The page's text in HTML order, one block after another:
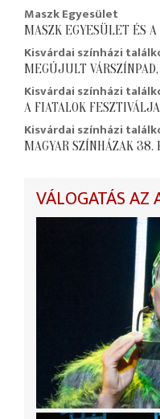
Maszk Egyesület
MASZK EGYESÜLET ÉS
Kisvárdai színházi
Kisvárdai színházi
A FIATALOK
Kisvárdai színházi
MAGYAR SZÍNHÁZAK 38.
VÁLOGATÁS AZ